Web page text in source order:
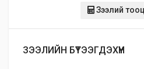
Зээлий
ЗЭЭЛИЙН БҮТЭЭГДЭХҮҮН